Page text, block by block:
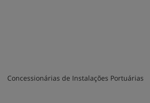
Concessionárias de Instalações Portuárias